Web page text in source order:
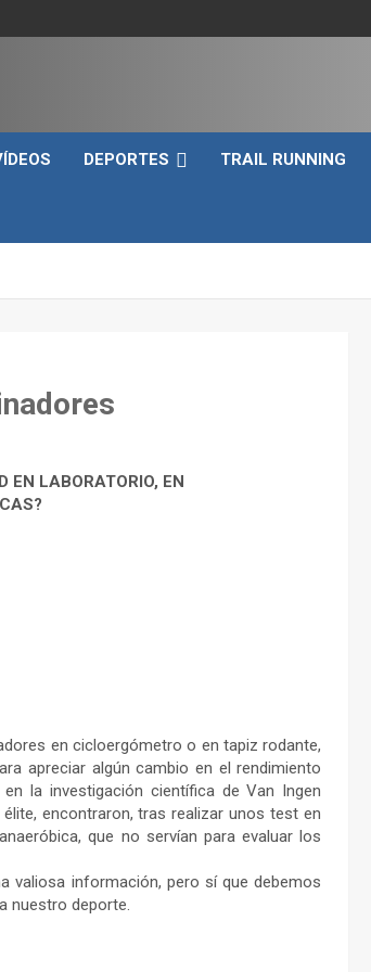
DEPORTES TRAIL RUNNING
EN LABORATORIO, EN
en cicloergómetro o en tapiz rodante,
apreciar algún cambio en el rendimiento
la investigación científica de Van Ingen
encontraron, tras realizar unos test en
que no servían para evaluar los
valiosa información, pero sí que debemos
nuestro deporte.